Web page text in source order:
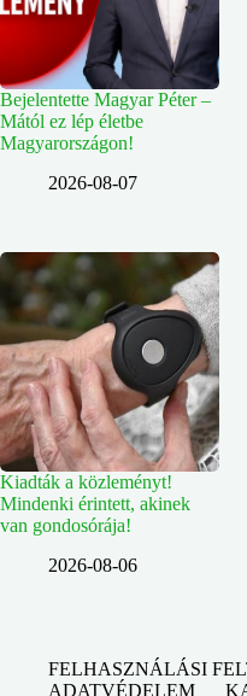
Bejelentette Magyar Péter –
Mától ez lép életbe
Magyarországon!
2026-08-07
Kiadták a közleményt!
Mindenki érintett, akinek
van gondosórája!
2026-08-06
FELHASZNÁLÁSI
ADATVÉDELEM